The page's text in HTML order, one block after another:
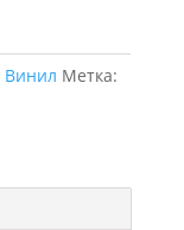
Винил Метка: